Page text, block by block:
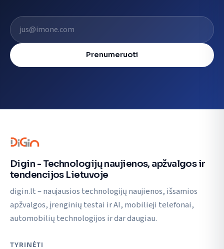
El. pašto adresas
Prenumeruoti
Digin - Technologijų naujienos, apžvalgos ir
tendencijos Lietuvoje
digin.lt – naujausios technologijų naujienos, išsamios
apžvalgos, įrenginių testai ir AI, mobilieji telefonai,
automobilių technologijos ir dar daugiau.
TYRINĖTI